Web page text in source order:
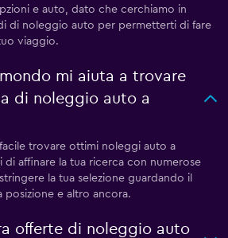
e auto, dato che cerchiamo in
di noleggio auto per permetterti di fare
viaggio.
mi aiuta a trovare
di noleggio auto a
trovare ottimi noleggi auto a
affinare la tua ricerca con numerose
la tua selezione guardando il
posizione e altro ancora.
offerte di noleggio auto